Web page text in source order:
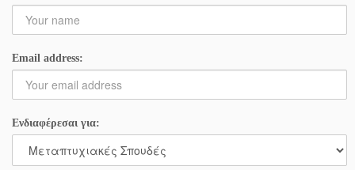
Email address:
Ενδιαφέρεσαι για: